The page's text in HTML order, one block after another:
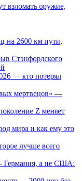
взломать оружие,
на 2600 км пути,
Стэнфордского
— кто потерял
мертвецов» —
Z меняет
мира и как ему это
лучше всего
Германия, а не США: